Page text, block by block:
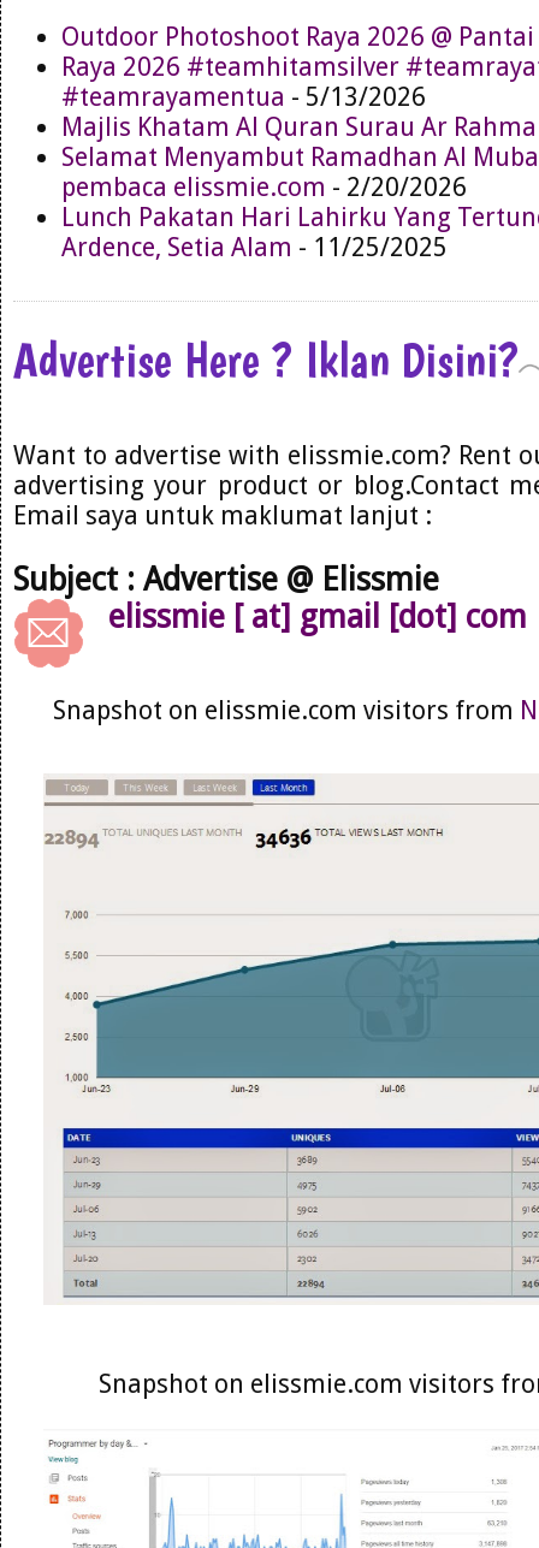
Outdoor Photoshoot Raya 2026 @ Pantai
Raya 2026 #teamhitamsilver
#teamrayamentua - 5/13/2026
Majlis Khatam Al Quran Surau Ar
Selamat Menyambut Ramadhan Al
pembaca elissmie.com - 2/20/2026
Lunch Pakatan Hari Lahirku Yang
Ardence, Setia Alam - 11/25/2025
Advertise Here ? Iklan Disini?
Want to advertise with elissmie.com? Rent
advertising your product or blog.Contact
Email saya untuk maklumat lanjut :
Subject : Advertise @ Elissmie
elissmie [ at] gmail [dot] com
Snapshot on elissmie.com visitors from
Snapshot on elissmie.com visitors